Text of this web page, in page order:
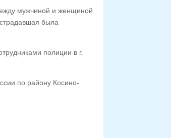
мужчиной и женщиной
была
полиции в г.
по району Косино-